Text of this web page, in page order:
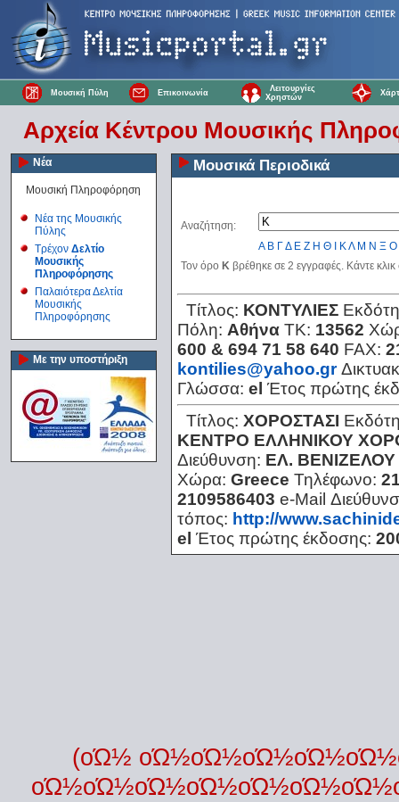
Μουσική Πύλη Επικοινωνία
Λειτουργίες
Χρηστών
Αρχεία Κέντρου Μουσικής
Νέα
Μουσική Πληροφόρηση
Νέα της Μουσικής
Πύλης
Τρέχον Δελτίο
Μουσικής
Πληροφόρησης
Παλαιότερα Δελτία
Μουσικής
Πληροφόρησης
Με την υποστήριξη
Μουσικά Περιοδικά
Αναζήτηση:
Α Β ΓΔ Ε Ζ Η Θ ΚΛ Μ Ν Ξ Ο
Τον όρο K βρέθηκε σε 2 εγγραφές. Κάντε
Τίτλος: ΚΟΝΤΥΛΙΕΣ
Πόλη: Αθήνα ΤΚ: 13562
600 & 694 71 58 640 FAX:
kontilies@yahoo.gr
Γλώσσα: el Έτος πρώτης
Τίτλος: ΧΟΡΟΣΤΑΣΙ
ΚΕΝΤΡΟ ΕΛΛΗΝΙΚΟΥ
Διεύθυνση: ΕΛ. ΒΕΝΙΖΕΛΟΥ
Χώρα: Greece Τηλέφωνο:
2109586403 e-Mail
τόπος: http://
el Έτος πρώτης έκδοσης:
(οΏ½